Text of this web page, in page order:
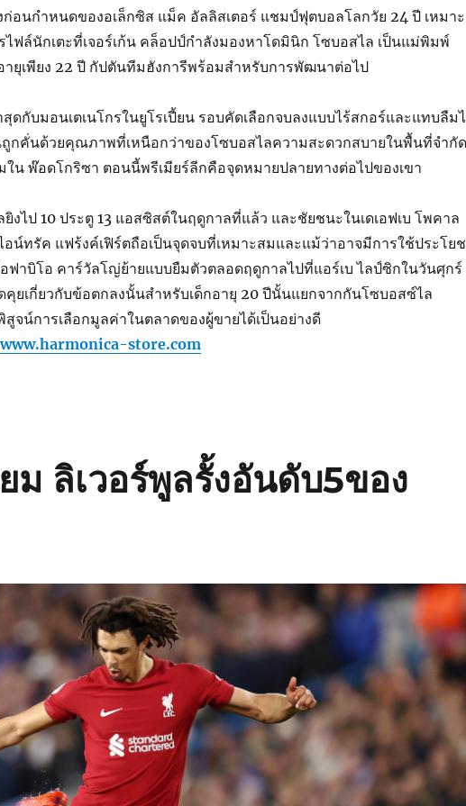
ก่อนกำหนดของอเล็กซิส แม็ค อัลลิสเตอร์ แชมป์ฟุตบอลโลกวัย 24 ปี เหมาะ
ไฟล์นักเตะที่เจอร์เก้น คล็อปป์กำลังมองหาโดมินิก โซบอสไล เป็นแม่พิมพ์
ายุเพียง 22 ปี กัปตันทีมฮังการีพร้อมสำหรับการพัฒนาต่อไป
สุดกับมอนเตเนโกรในยูโรเปี้ยน รอบคัดเลือกจบลงแบบไร้สกอร์และแทบลืม
กคั่นด้วยคุณภาพที่เหนือกว่าของโซบอสไลความสะดวกสบายในพื้นที่จำกัด
ใน พ๊อดโกริซา ตอนนี้พรีเมียร์ลีกคือจุดหมายปลายทางต่อไปของเขา
งไป 10 ประตู 13 แอสซิสต์ในฤดูกาลที่แล้ว และชัยชนะในเดเอฟเบ โพคาล
อน์ทรัค แฟร้งค์เฟิร์ตถือเป็นจุดจบที่เหมาะสมและแม้ว่าอาจมีการใช้ประโย
อฟาบิโอ คาร์วัลโญ่ย้ายแบบยืมตัวตลอดฤดูกาลไปที่แอร์เบ ไลป์ซิกในวันศุกร์
คุยเกี่ยวกับข้อตกลงนั้นสำหรับเด็กอายุ 20 ปีนั้นแยกจากกันโซบอสซ์ไล
สูจน์การเลือกมูลค่าในตลาดของผู้ขายได้เป็นอย่างดี
store.com
ม ลิเวอร์พูลรั้งอันดับ5ของ